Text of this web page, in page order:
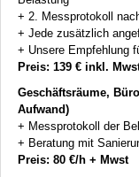
+ 2. Messprotokoll
+ Jede zusätzlich
+ Unsere Empfehlung
Preis: 139 € inkl.
Geschäftsräume,
Aufwand)
+ Messprotokoll der
+ Beratung mit
Preis: 80 €/h + Mwst